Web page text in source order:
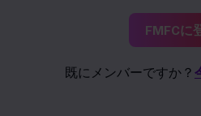
FMFCに
既にメンバーですか？